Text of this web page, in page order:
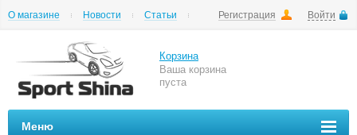
Регистрация Войти
О магазине Новости
Статьи
Корзина
Ваша корзина
пуста
Меню